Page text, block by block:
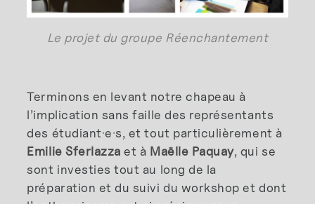
Le projet du groupe Réenchantement
Terminons en levant notre chapeau à
l’implication sans faille des représentants
des étudiant·e·s, et tout particulièrement à
Emilie Sferlazza et à Maëlle Paquay, qui se
sont investies tout au long de la
préparation et du suivi du workshop et dont